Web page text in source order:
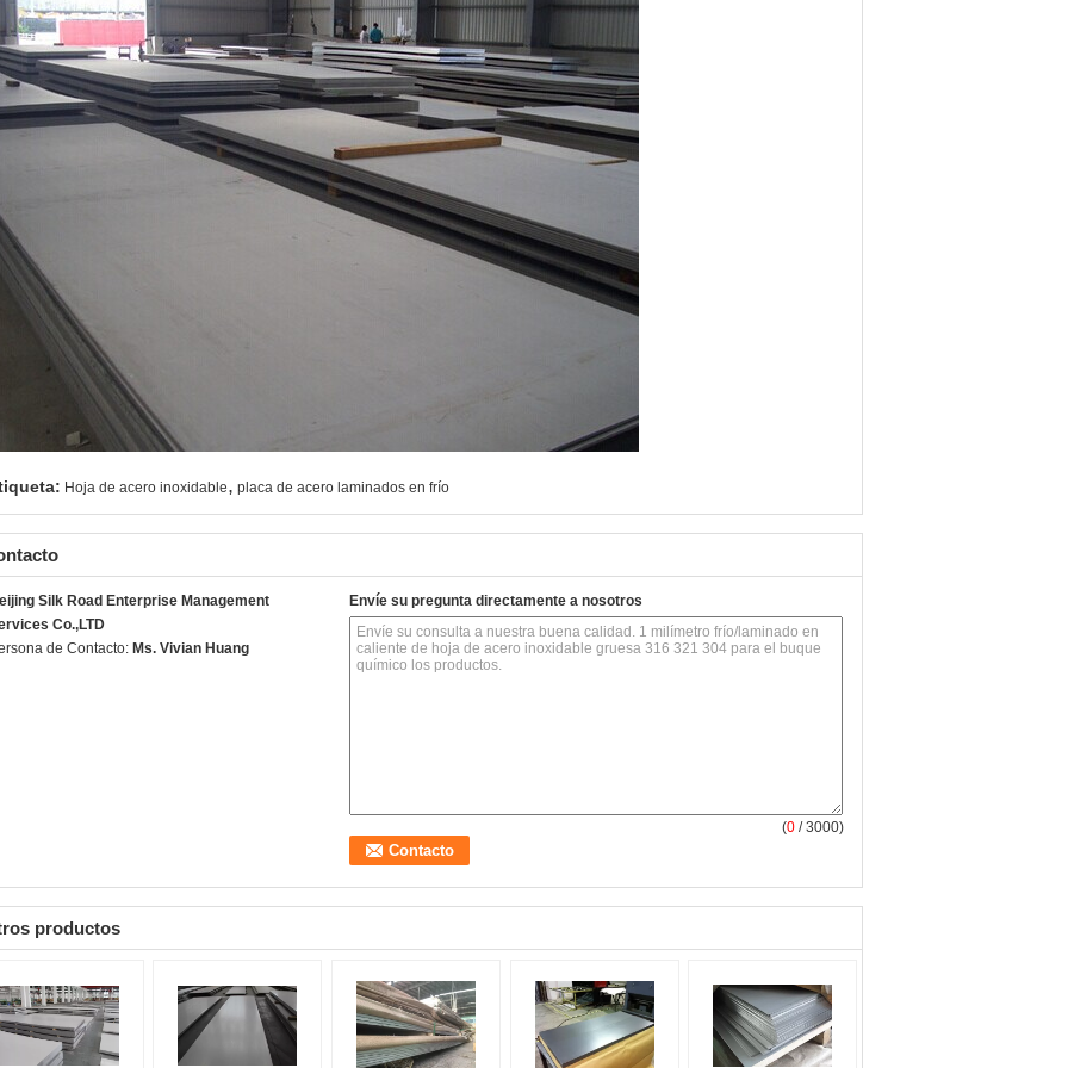
Hoja de acero inoxidable, placa de acero laminados en frío
Silk Road Enterprise Management
Co.,LTD
de Contacto: Ms. Vivian Huang
Envíe su pregunta directamente a nosotros
(0 / 3000)
productos